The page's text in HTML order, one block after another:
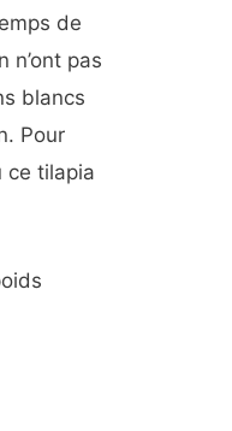
de
n’ont pas
blancs
Pour
ce tilapia